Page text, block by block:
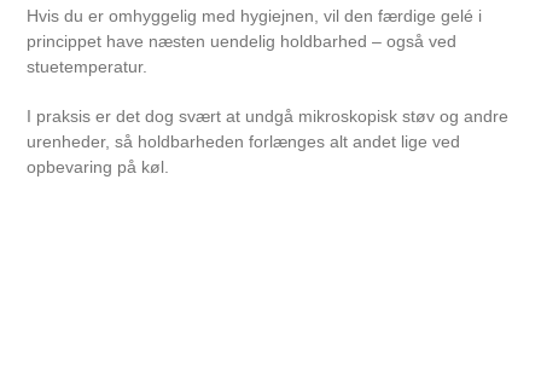
Hvis du er omhyggelig med hygiejnen, vil den færdige gelé i
princippet have næsten uendelig holdbarhed – også ved
stuetemperatur.
I praksis er det dog svært at undgå mikroskopisk støv og andre
urenheder, så holdbarheden forlænges alt andet lige ved
opbevaring på køl.